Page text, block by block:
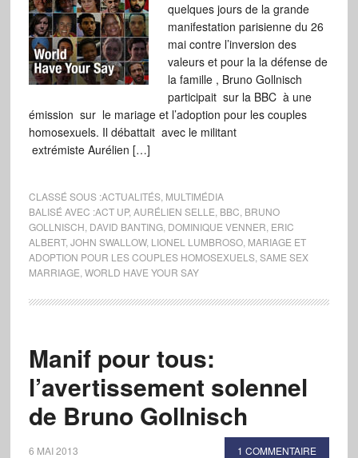
quelques jours de la grande
manifestation parisienne du 26
mai contre l’inversion des
valeurs et pour la la défense de
la famille , Bruno Gollnisch
participait sur la BBC à une
émission sur le mariage et l’adoption pour les couples
homosexuels. Il débattait avec le militant
extrémiste Aurélien […]
CLASSÉ SOUS :ACTUALITÉS, MULTIMÉDIA
BALISÉ AVEC :ACT UP, AURÉLIEN SELLE BBC BRUNO
GOLLNISCH DAVID BANTING, DOMINIQUE VENNER ERIC
ALBERT, JOHN SWALLOW, LIONEL LUMBROSO, MARIAGE ET
ADOPTION POUR LES COUPLES HOMOSEXUELS, SAME SEX
MARRIAGE WORLD HAVE YOUR SAY
Manif pour tous:
l’avertissement solennel
de Bruno Gollnisch
6 MAI 2013 1 COMMENTAIRE